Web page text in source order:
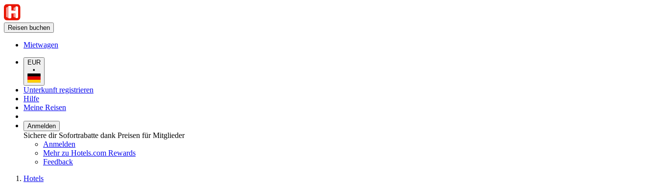
Reisen buchen
Mietwagen
EUR
•
Unterkunft registrieren
Hilfe
Meine Reisen
Anmelden
Sichere dir Sofortrabatte dank Preisen für Mitglieder
Anmelden
Mehr zu Hotels.com Rewards
Feedback
Hotels